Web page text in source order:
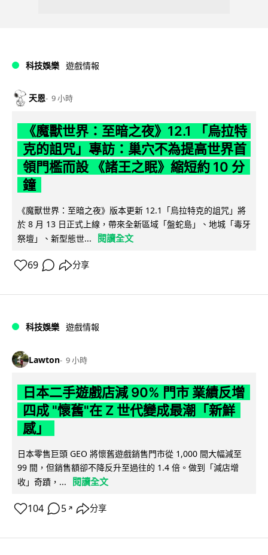
科技娛樂 遊戲情報
天恩 9 小時
《魔獸世界：至暗之夜》12.1 「烏拉特
克的詛咒」專訪：巢穴不為提高世界首
領門檻而設 《諸王之眠》縮短約 10 分
鐘
《魔獸世界：至暗之夜》版本更新 12.1「烏拉特克的詛咒」將
於 8 月 13 日正式上線，帶來全新區域「盤蛇島」、地城「毒牙
祭壇」、新型態世...
閱讀全文
69 分享
科技娛樂 遊戲情報
Lawton 9 小時
日本二手遊戲店減 90% 門市 業績反增
四成 "懷舊"在 Z 世代變成最潮「新鮮
感」
日本零售巨頭 GEO 將懷舊遊戲銷售門市從 1,000 間大幅減至
99 間，但銷售額卻不降反升至過往的 1.4 倍。做到「減店增
收」奇蹟，...
閱讀全文
104 5 ↗ 分享